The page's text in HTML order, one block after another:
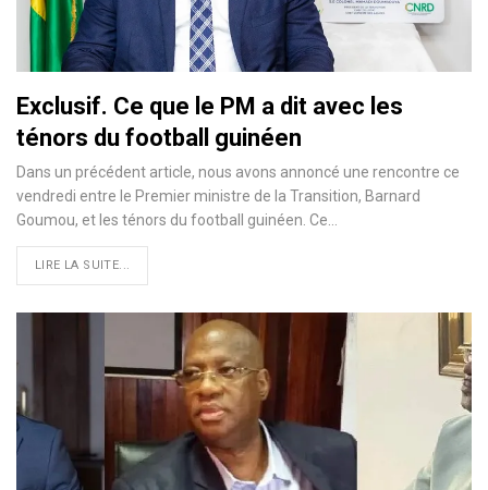
Exclusif. Ce que le PM a dit avec les
ténors du football guinéen
Dans un précédent article, nous avons annoncé une rencontre ce
vendredi entre le Premier ministre de la Transition, Barnard
Goumou, et les ténors du football guinéen. Ce…
LIRE LA SUITE...